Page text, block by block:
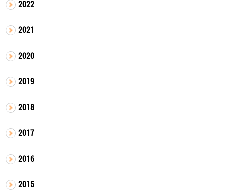
2022
2021
2020
2019
2018
2017
2016
2015